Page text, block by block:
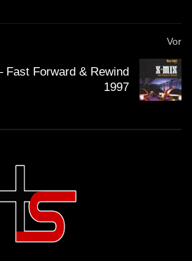
Vor
Fast Forward & Rewind
1997